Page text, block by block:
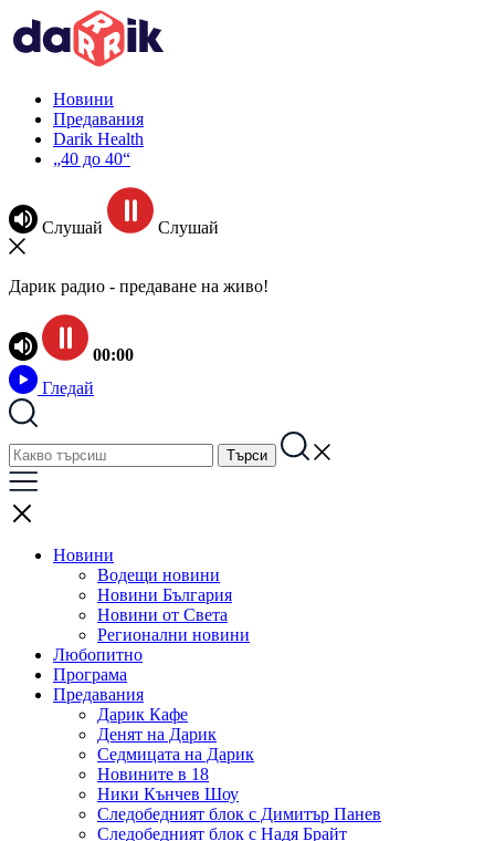
Новини
Предавания
Darik Health
„40 до 40“
Слушай Слушай
Дарик радио - предаване на живо!
00:00
Гледай
Новини
Водещи новини
Новини България
Новини от Света
Регионални новини
Любопитно
Програма
Предавания
Дарик Кафе
Денят на Дарик
Седмицата на Дарик
Новините в 18
Ники Кънчев Шоу
Следобедният блок с Димитър Панев
Следобедният блок с Надя Брайт